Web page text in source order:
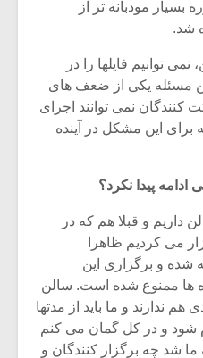
بسیار مودبانه تر از
شد.
توانیم فایلها را در
مسئله یکی از ضعف های
نمی توانند اجرای
برای این مشکل در آینده
پیدا نکرد؟
و قبلا هم که در
می کردیم ظاهرا
شده و برگزاری این
ها ممنوع شده است. سالن
ندارند و ما باید از مدتها
شود و در کل گمان می کنم
شد چه برگزار کنندگان و
موسیقی
موسیقی
برگزار